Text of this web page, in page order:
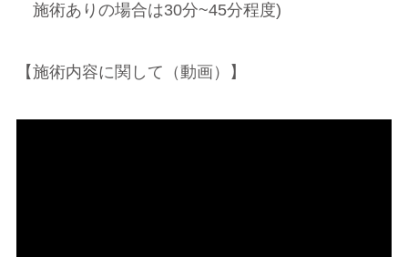
施術ありの場合は30分~45分程度)
【施術内容に関して（動画）】